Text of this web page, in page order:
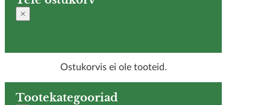
Ostukorvis ei ole tooteid.
Tootekategooriad